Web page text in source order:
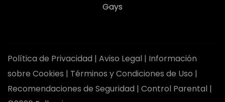
Gays
Política de Privacidad | Aviso Legal | Información
sobre Cookies | Términos y Condiciones de Uso |
Recomendaciones de Seguridad | Control Parental |